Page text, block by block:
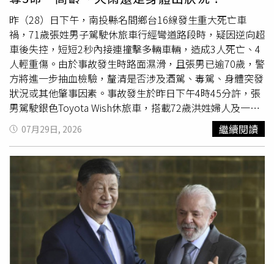
任政府職務可能涉及的聯邦罪行。不過，該赦免並不涵蓋之
後可能發生的任何違法行為，包括外界指控佛奇在後續國會
作證時做出的虛假陳述。目前，佛奇尚未因與疫情相關的事
項遭到刑事起訴。民主黨參議員則出面為佛奇辯護，批評這
場聽證會具有政治目的，並指控共和黨利用此次會議進行黨
派攻擊。來自密西根州（Michigan）的民主黨參議員、委員
會首席少數黨成員彼得斯（Gary Peters）表示：「這場聽
證會看起來是幾個月來，多數黨以委員會調查為名，進行帶
有偏見且選擇性的行動後所形成的結果，目的基本上是要合
理化多年前就已經形成的預設結論。」新冠病毒起源問題長
期以來一直是美國政治爭論的焦點。在川普（Donald
Trump）1.0政府任內，美國聯邦調查局（FBI）曾評估認
為，新冠病毒最可能源自武漢實驗室事故。2025年1月，美
國中央情報局（Central Intelligence Agency）發布新的評
估報告，支持實驗室洩漏假說，但同時表示該判斷「信心程
度較低」。佛奇則一直支持另一種觀點，即病毒最初從動物
傳染至第1名人類宿主，之後才在人與人之間傳播。根據美
國非營利、無黨派智庫「全球災難
風險研究院」（GCRI）
「Life-ET機台」，進入「愛心捐款」專區，選擇「日本熊本
7.1強震救援」專案進行捐款。 此外，全支付也於APP「捐
款專區」上架「日本熊本7.1強震救援」專案，民眾可透過
全支付APP或PX Pay APP 的「錢包專區」，進入捐款頁面進
行捐款，除可使用數位支付外，也可使用全點及國泰世華信
用卡「小樹點」100%折抵善款。芥菜種會表示，邀請大家
支持「日本熊本7.1強震救援」行動，把溫暖送進災區，陪
伴每一個受災家庭走向平安與重建，「您的每一筆捐款，都
將化為最即時的救援行動，陪伴受災家庭走過
災難，重拾生
活的希望」。
昨（28）日下午，南投縣名間鄉台16線發生重大死亡車
禍，71歲張姓男子駕駛休旅車行經彎道路段時，疑因逆向超
車後失控，短短2秒內接連撞擊多輛車輛，造成3人死亡、4
人輕重傷。由於事故發生時路面濕滑，且張男已逾70歲，警
方將進一步抽血檢驗，釐清是否涉及酒駕、毒駕、身體突發
狀況或其他肇事因素。事故發生於昨日下午4時45分許，張
男駕駛銀色Toyota Wish休旅車，搭載72歲洪姓婦人及一名
女乘客，由集集往名間方向行駛，行經台16線濁水路段一處
下坡彎道時，疑為超越前方車輛跨越雙黃線，切回原車道時
先擦撞同向白色休旅車左後側，隨即失控衝入對向車道，迎
面撞上黑色休旅車、小貨車及一輛重型機車，猛烈撞擊造成
小貨車翻覆，事故現場車體嚴重扭曲、零件散落一地，宛如
災難
電影場景。南投縣消防局獲報後，立即調派6個分隊趕
往救援，現場共有5人受困，消防人員利用破壞器材搶救，
約13分鐘內將傷者全數救出。惟張男、洪姓婦人及小貨車副
駕駛53歲廖姓婦人均傷重失去生命跡象，送醫後仍宣告不
治；小貨車謝姓駕駛、Wish後座女乘客及重機騎士受重傷，
07月29日, 2026 繼續閱讀